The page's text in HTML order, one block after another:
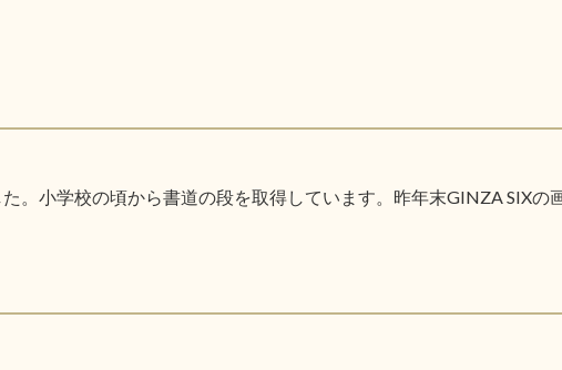
。小学校の頃から書道の段を取得しています。昨年末GINZA SIXの